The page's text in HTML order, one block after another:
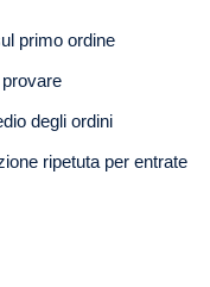
primo ordine
degli ordini
ripetuta per entrate